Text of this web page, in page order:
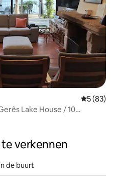
5 (83)
Lake House / 10
verkennen
de buurt